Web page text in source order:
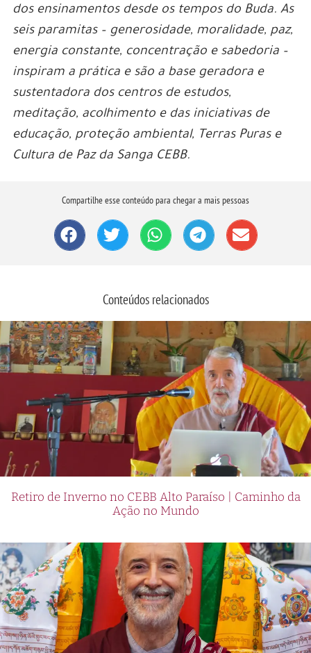
dos ensinamentos desde os tempos do Buda. As
seis paramitas – generosidade, moralidade, paz,
energia constante, concentração e sabedoria –
inspiram a prática e são a base geradora e
sustentadora dos centros de estudos,
meditação, acolhimento e das iniciativas de
educação, proteção ambiental, Terras Puras e
Cultura de Paz da Sanga CEBB.
Compartilhe esse conteúdo para chegar a mais pessoas
Conteúdos relacionados
Retiro de Inverno no CEBB Alto Paraíso | Caminho da
Ação no Mundo